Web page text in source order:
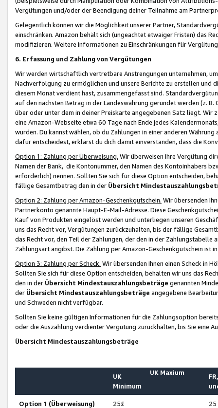
Vergütungen und/oder der Beendigung deiner Teilnahme am
Gelegentlich können wir die Möglichkeit unserer Partner,
einschränken. Amazon behält sich (ungeachtet etwaiger Fristen) das
modifizieren. Weitere Informationen zu Einschränkungen für
6. Erfassung und Zahlung von Vergütungen
Wir werden wirtschaftlich vertretbare Anstrengungen unternehmen,
Nachverfolgung zu ermöglichen und unsere Berichte zu erstellen und
diesem Monat verdient hast, zusammengefasst sind.
auf den nächsten Betrag in der Landeswährung gerundet werden (z.
über oder unter dem in deiner Preiskarte angegebenen Satz liegt.
eine Amazon-Webseite etwa 60 Tage nach Ende jedes
wurden. Du kannst wählen, ob du Zahlungen in einer anderen
dafür entscheidest, erklärst du dich damit einverstanden, dass die
Option 1: Zahlung per Überweisung. Wir überweisen Ihre Vergütung
Namen der Bank, die Kontonummer, den Namen des Kontoinhabers
erforderlich) nennen. Sollten Sie sich für diese Option entscheiden,
fällige Gesamtbetrag den in der Übersicht
Option 2: Zahlung per Amazon-Geschenkgutschein. Wir übersenden
Partnerkonto genannte Haupt-E-Mail-Adresse. Diese
Kauf von Produkten eingelöst werden und unterliegen unseren
uns das Recht vor, Vergütungen zurückzuhalten, bis der fällige
das Recht vor, den Teil der Zahlungen, der den in der
Zahlungsart angibst. Die Zahlung per Amazon-Geschenkgutschein ist
Option 3: Zahlung per Scheck. Wir übersenden Ihnen einen Scheck in
Sollten Sie sich für diese Option entscheiden, behalten wir uns das
den in der Übersicht Mindestauszahlungsbeträge genannten
der Übersicht Mindestauszahlungsbeträge angegebene
und Schweden nicht verfügbar.
Sollten Sie keine gültigen Informationen für die Zahlungsoption
oder die Auszahlung verdienter Vergütung zurückhalten, bis Sie
Übersicht Mindestauszahlungsbeträge
UK
Minimum
UK Maxium
Option 1 (Überweisung) 25£ 25